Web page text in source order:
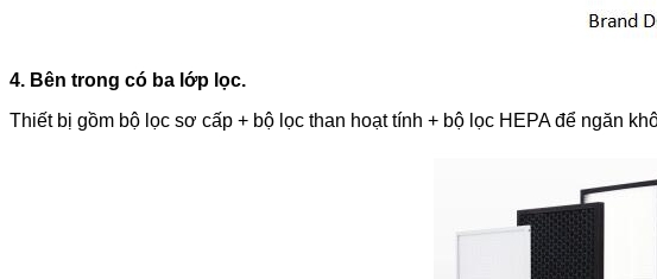
4. Bên trong có ba lớp lọc.
Thiết bị gồm bộ lọc sơ cấp + bộ lọc than hoạt tính + bộ lọc HEPA để ngăn